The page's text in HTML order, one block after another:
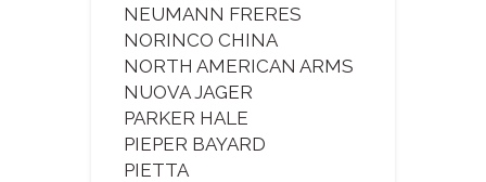
NEUMANN FRERES
NORINCO CHINA
NORTH AMERICAN ARMS
NUOVA JAGER
PARKER HALE
PIEPER BAYARD
PIETTA